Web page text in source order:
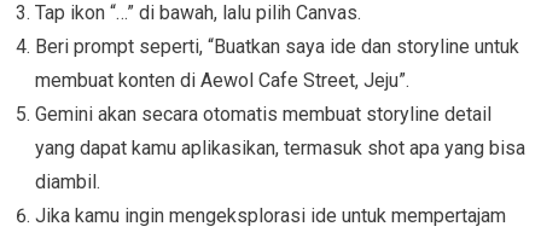
Tap ikon “…” di bawah, lalu pilih Canvas.
Beri prompt seperti, “Buatkan saya ide dan storyline untuk
membuat konten di Aewol Cafe Street, Jeju”.
Gemini akan secara otomatis membuat storyline detail
yang dapat kamu aplikasikan, termasuk shot apa yang bisa
diambil.
Jika kamu ingin mengeksplorasi ide untuk mempertajam